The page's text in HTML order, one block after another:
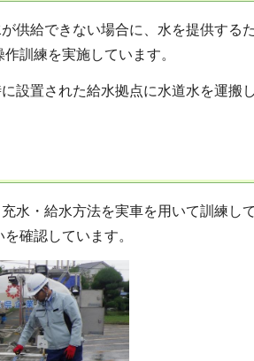
供給できない場合に、水を提供する
訓練を実施しています。
設置された給水拠点に水道水を運搬
水・給水方法を実車を用いて訓練し
確認しています。